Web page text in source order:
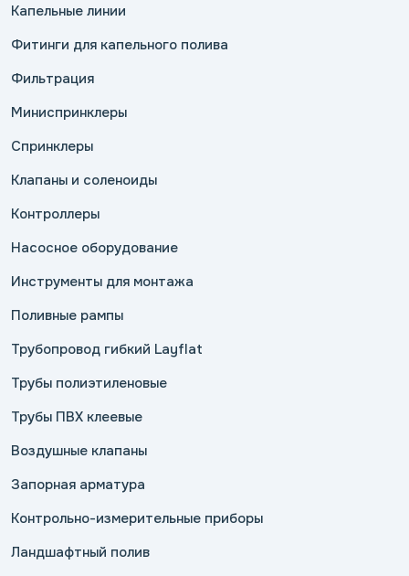
Капельные линии
Фитинги для капельного полива
Фильтрация
Миниспринклеры
Спринклеры
Клапаны и соленоиды
Контроллеры
Насосное оборудование
Инструменты для монтажа
Поливные рампы
Трубопровод гибкий Layflat
Трубы полиэтиленовые
Трубы ПВХ клеевые
Воздушные клапаны
Запорная арматура
Контрольно-измерительные приборы
Ландшафтный полив